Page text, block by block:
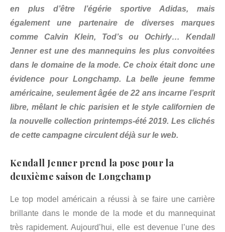
en plus d’être l’égérie sportive Adidas, mais
également une partenaire de diverses marques
comme Calvin Klein, Tod’s ou Ochirly… Kendall
Jenner est une des mannequins les plus convoitées
dans le domaine de la mode. Ce choix était donc une
évidence pour Longchamp. La belle jeune femme
américaine, seulement âgée de 22 ans incarne l’esprit
libre, mêlant le chic parisien et le style californien de
la nouvelle collection printemps-été 2019. Les clichés
de cette campagne circulent déjà sur le web.
Kendall Jenner prend la pose pour la
deuxième saison de Longchamp
Le top model américain a réussi à se faire une carrière
brillante dans le monde de la mode et du mannequinat
très rapidement. Aujourd’hui, elle est devenue l’une des